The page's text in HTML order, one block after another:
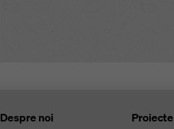
Despre noi
Proiecte